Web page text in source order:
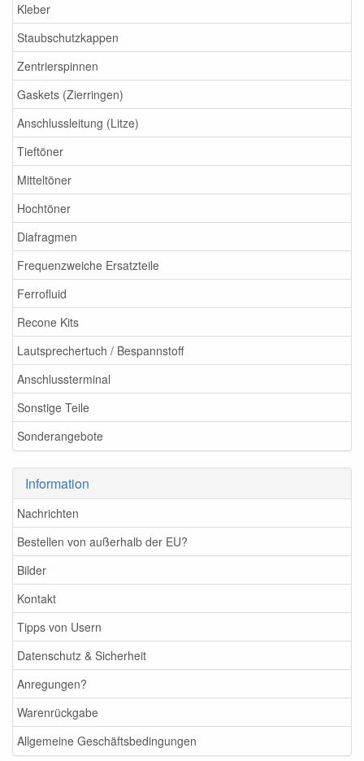
Kleber
Staubschutzkappen
Zentrierspinnen
Gaskets (Zierringen)
Anschlussleitung (Litze)
Tieftöner
Mitteltöner
Hochtöner
Diafragmen
Frequenzweiche Ersatzteile
Ferrofluid
Recone Kits
Lautsprechertuch / Bespannstoff
Anschlussterminal
Sonstige Teile
Sonderangebote
Information
Nachrichten
Bestellen von außerhalb der EU?
Bilder
Kontakt
Tipps von Usern
Datenschutz & Sicherheit
Anregungen?
Warenrückgabe
Allgemeine Geschäftsbedingungen